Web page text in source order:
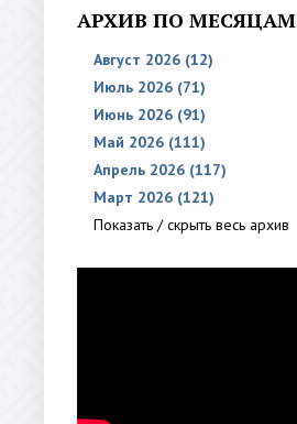
АРХИВ ПО МЕСЯЦАМ
Август 2026 (12)
Июль 2026 (71)
Июнь 2026 (91)
Май 2026 (111)
Апрель 2026 (117)
Март 2026 (121)
Показать / скрыть весь архив